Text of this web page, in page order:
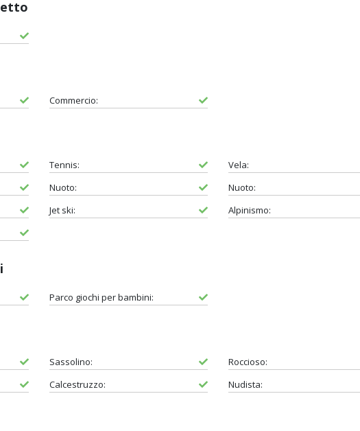
Commercio:
Tennis:
Vela:
Nuoto:
Nuoto:
Jet ski:
Alpinismo:
Parco giochi per bambini:
Sassolino:
Roccioso:
Calcestruzzo: Nudista: